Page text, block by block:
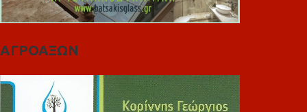
ΑΓΡΟΑΞΩΝ